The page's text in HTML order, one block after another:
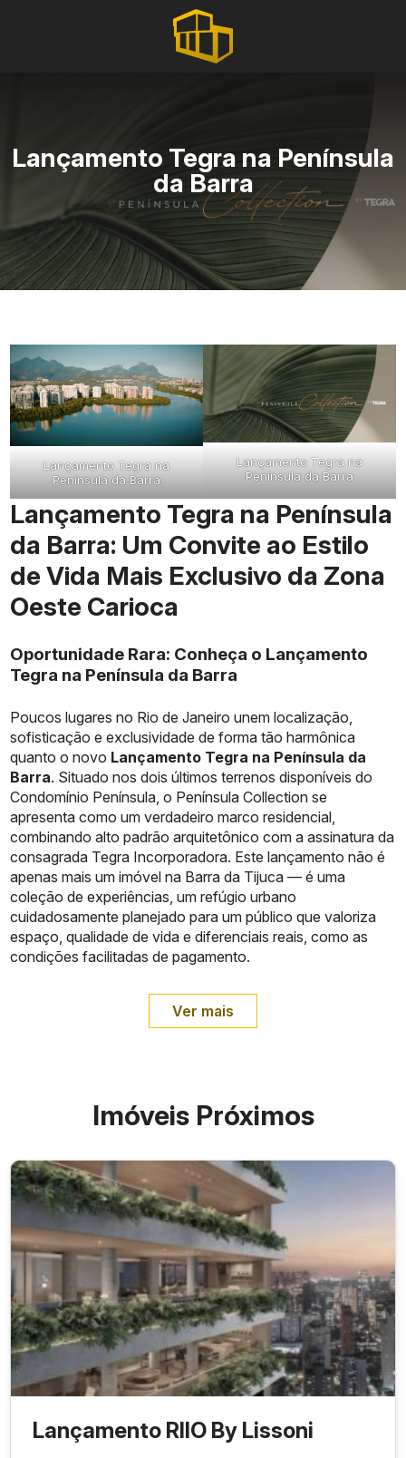
Lançamento Tegra na Península
da Barra
Lançamento Tegra na
Península da Barra
Lançamento Tegra na
Península da Barra
Lançamento Tegra na Península
da Barra: Um Convite ao Estilo
de Vida Mais Exclusivo da Zona
Oeste Carioca
Oportunidade Rara: Conheça o Lançamento
Tegra na Península da Barra
Poucos lugares no Rio de Janeiro unem localização,
sofisticação e exclusividade de forma tão harmônica
quanto o novo Lançamento Tegra na Península da
Barra. Situado nos dois últimos terrenos disponíveis do
Condomínio Península, o Península Collection se
apresenta como um verdadeiro marco residencial,
combinando alto padrão arquitetônico com a assinatura da
consagrada Tegra Incorporadora. Este lançamento não é
apenas mais um imóvel na Barra da Tijuca — é uma
coleção de experiências, um refúgio urbano
cuidadosamente planejado para um público que valoriza
espaço, qualidade de vida e diferenciais reais, como as
condições facilitadas de pagamento.
Ver mais
Imóveis Próximos
Lançamento RIIO By Lissoni